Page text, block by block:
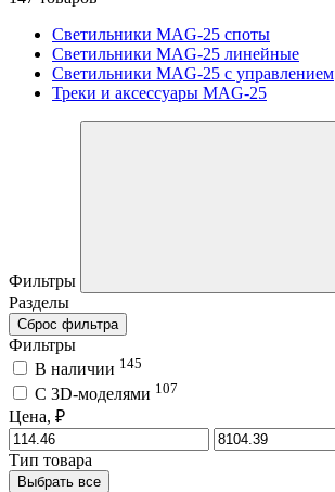
Светильники MAG-25 споты
Светильники MAG-25 линейные
Светильники MAG-25 с управлением
Треки и аксессуары MAG-25
Фильтры
Разделы
Сброс фильтра
Фильтры
В наличии 145
C 3D-моделями 107
Цена, ₽
Тип товара
Выбрать все